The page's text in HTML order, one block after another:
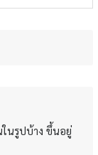
ในรูปบ้าง ขึ้นอยู่